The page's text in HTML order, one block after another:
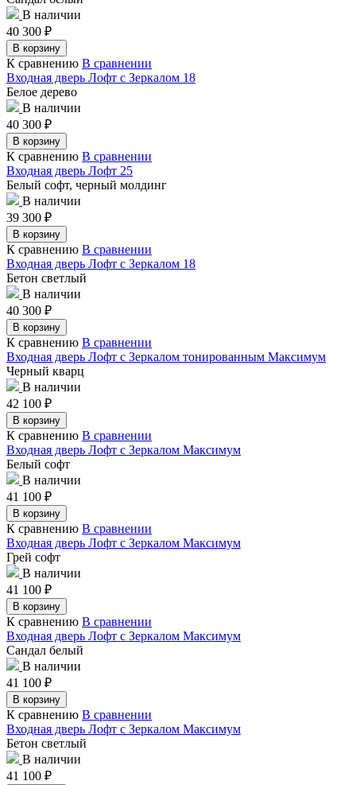
В наличии
40 300 ₽
В корзину
К сравнению В сравнении
Входная дверь Лофт с Зеркалом 18
Белое дерево
В наличии
40 300 ₽
В корзину
К сравнению В сравнении
Входная дверь Лофт 25
Белый софт, черный молдинг
В наличии
39 300 ₽
В корзину
К сравнению В сравнении
Входная дверь Лофт с Зеркалом 18
Бетон светлый
В наличии
40 300 ₽
В корзину
К сравнению В сравнении
Входная дверь Лофт с Зеркалом тонированным Максимум
Черный кварц
В наличии
42 100 ₽
В корзину
К сравнению В сравнении
Входная дверь Лофт с Зеркалом Максимум
Белый софт
В наличии
41 100 ₽
В корзину
К сравнению В сравнении
Входная дверь Лофт с Зеркалом Максимум
Грей софт
В наличии
41 100 ₽
В корзину
К сравнению В сравнении
Входная дверь Лофт с Зеркалом Максимум
Сандал белый
В наличии
41 100 ₽
В корзину
К сравнению В сравнении
Входная дверь Лофт с Зеркалом Максимум
Бетон светлый
В наличии
41 100 ₽